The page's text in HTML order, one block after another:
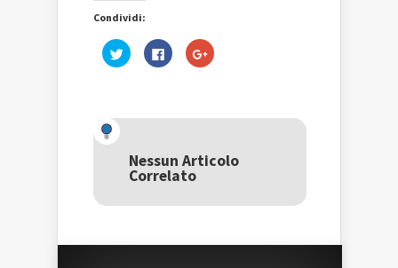
Condividi:
Fai
clic
una
nuova
finestra)
Fai
clic
nuova
finestra)
Fai
clic
una
nuova
Nessun Articolo
Correlato